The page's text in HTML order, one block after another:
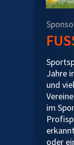
Jahre
und
im
oder